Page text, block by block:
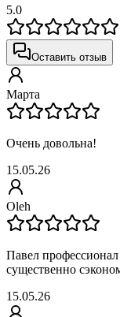
5.0
Оставить отзыв
Марта
Очень довольна!
15.05.26
Oleh
Павел профессионал
существенно
15.05.26